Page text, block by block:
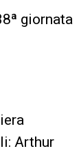
giornata
Arthur